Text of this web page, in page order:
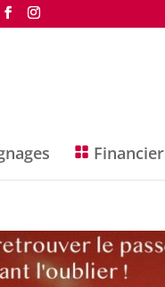
Financier